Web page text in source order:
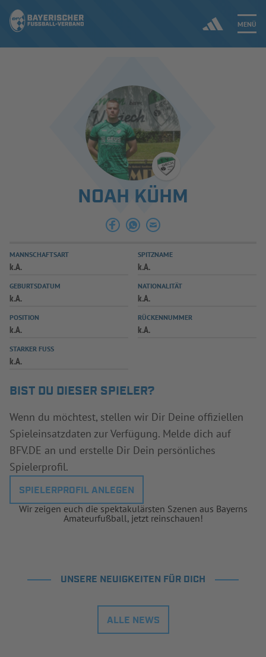
MENÜ
ERGEBNISSE & WETTBEWERBE
SPIELBETRIEB & VERBANDSLEBEN
AUSBILDUNG & FÖRDERUNG
SPIELPLUS
NOAH KÜHM
MANNSCHAFTSART
k.A.
SPITZNAME
k.A.
GEBURTSDATUM
k.A.
NATIONALITÄT
k.A.
POSITION
k.A.
RÜCKENNUMMER
k.A.
STARKER FUSS
k.A.
BIST DU DIESER SPIELER?
Wenn du möchtest, stellen wir Dir Deine offiziellen
Spieleinsatzdaten zur Verfügung. Melde dich auf
BFV.DE an und erstelle Dir Dein persönliches
Spielerprofil.
SPIELERPROFIL ANLEGEN
Wir zeigen euch die spektakulärsten Szenen aus Bayerns
Amateurfußball, jetzt reinschauen!
UNSERE NEUIGKEITEN FÜR DICH
ALLE NEWS